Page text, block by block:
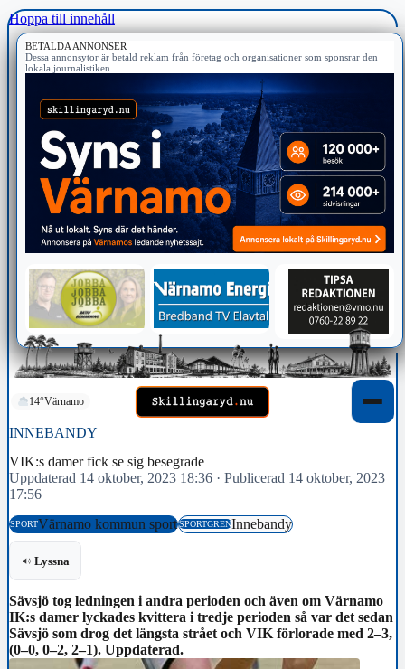
Hoppa till innehåll
BETALDA ANNONSER
Dessa annonsytor är betald reklam från företag och organisationer som sponsrar den
lokala journalistiken.
14°Värnamo
INNEBANDY
VIK:s damer fick se sig besegrade
Uppdaterad 14 oktober, 2023 18:36 · Publicerad 14 oktober, 2023
17:56
SPORTVärnamo kommun sportSPORTGRENInnebandy
Lyssna
Sävsjö tog ledningen i andra perioden och även om Värnamo
IK:s damer lyckades kvittera i tredje perioden så var det sedan
Sävsjö som drog det längsta strået och VIK förlorade med 2–3,
(0–0, 0–2, 2–1). Uppdaterad.